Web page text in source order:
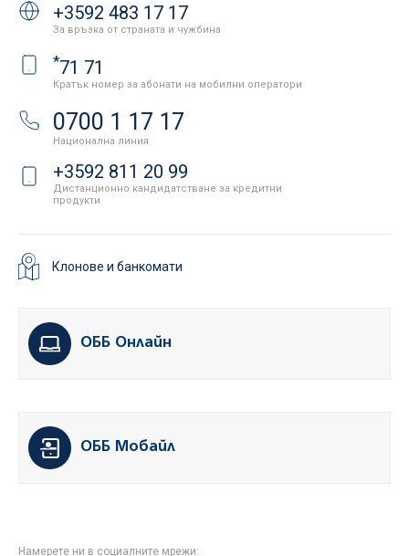
+3592 483 17 17
За връзка от страната и чужбина
*71 71
Кратък номер за абонати на мобилни оператори
0700 1 17 17
Национална линия
+3592 811 20 99
Дистанционно кандидатстване за кредитни
продукти
Клонове и банкомати
ОББ Онлайн
ОББ Мобайл
Намерете ни в социалните мрежи: